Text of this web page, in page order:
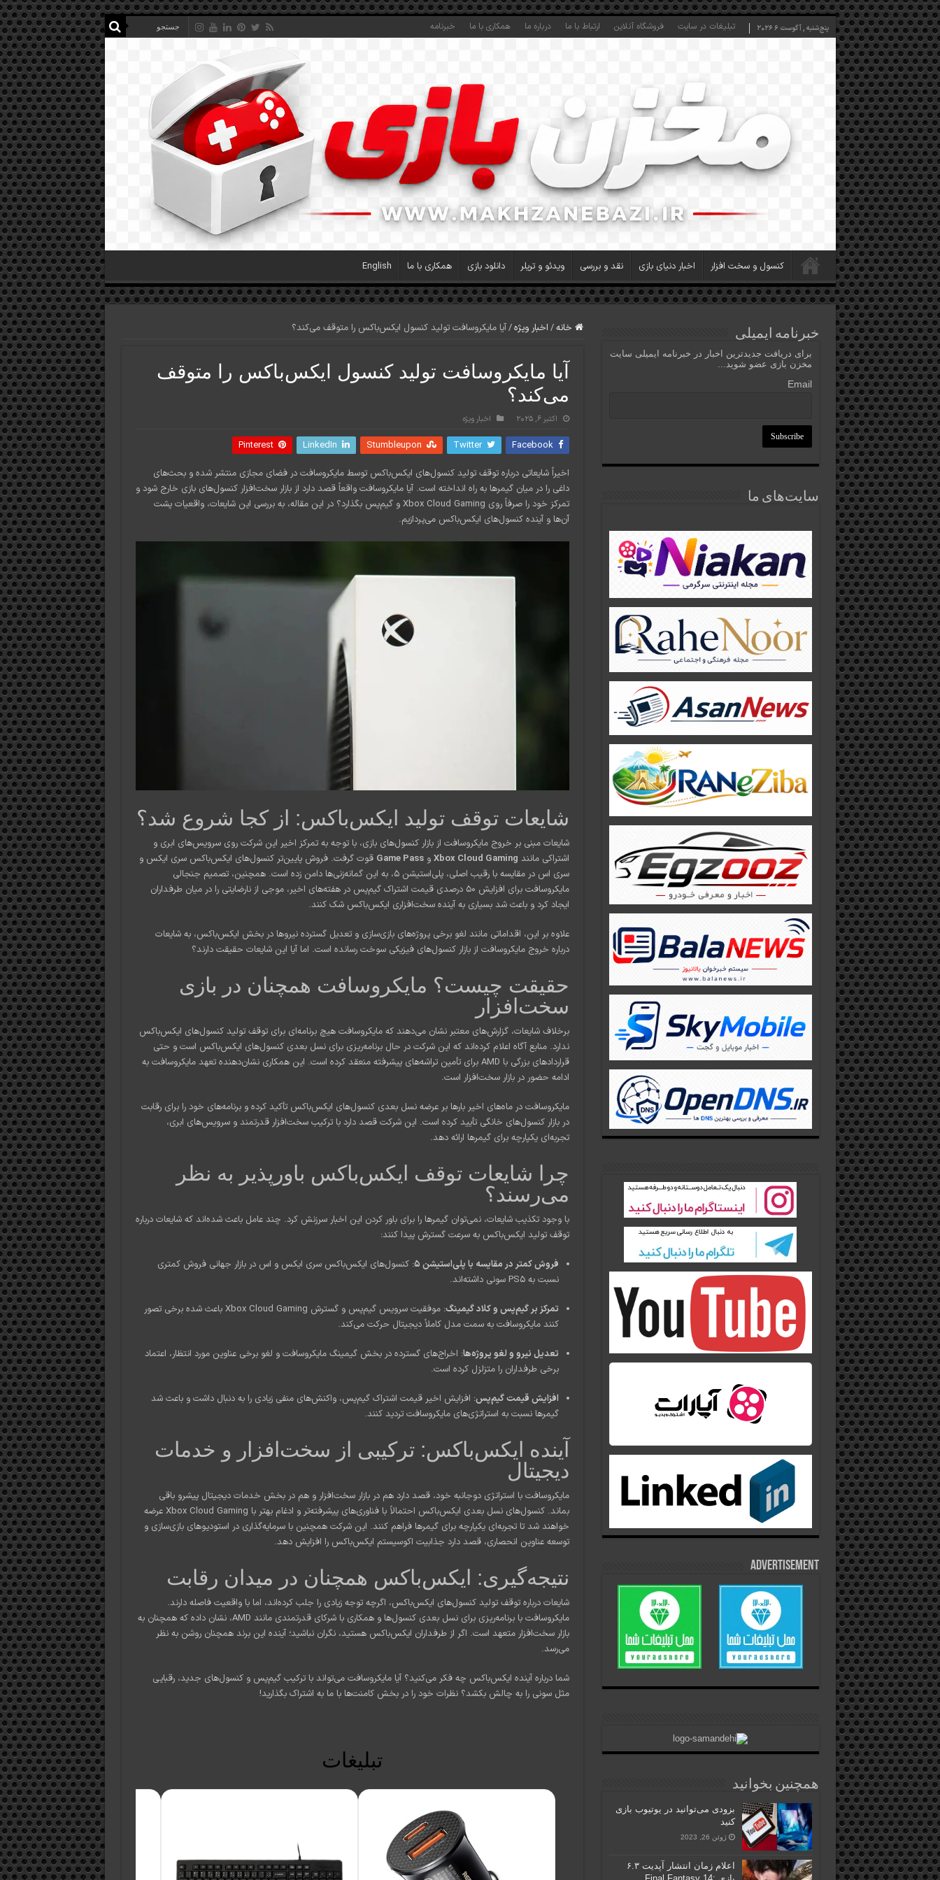
پنج‌شنبه , آگوست 6 2026 تبلیغات در سایت فروشگاه آنلاین ارتباط با ما درباره ما همکاری با ما خبرنامه
کنسول و سخت افزار اخبار دنیای بازی نقد و بررسی ویدئو و تریلر دانلود بازی همکاری با ما English
خانه/ اخبار ویژه/آیا مایکروسافت تولید کنسول ایکس‌باکس را متوقف می‌کند؟
آیا مایکروسافت تولید کنسول ایکس‌باکس را متوقف
می‌کند؟
اکتبر 6, 2025 اخبار ویژه
Facebook
Twitter
Stumbleupon
LinkedIn
Pinterest
اخیراً شایعاتی درباره توقف تولید کنسول‌های ایکس‌باکس توسط مایکروسافت در فضای مجازی منتشر شده و بحث‌های
داغی را در میان گیمرها به راه انداخته است. آیا مایکروسافت واقعاً قصد دارد از بازار سخت‌افزار کنسول‌های بازی خارج شود و
تمرکز خود را صرفاً روی Xbox Cloud Gaming و گیم‌پس بگذارد؟ در این مقاله، به بررسی این شایعات، واقعیات پشت
آن‌ها و آینده کنسول‌های ایکس‌باکس می‌پردازیم.
شایعات توقف تولید ایکس‌باکس: از کجا شروع شد؟
شایعات مبنی بر خروج مایکروسافت از بازار کنسول‌های بازی، با توجه به تمرکز اخیر این شرکت روی سرویس‌های ابری و
اشتراکی مانند Xbox Cloud Gaming وGame Pass قوت گرفت. فروش پایین‌تر کنسول‌های ایکس‌باکس سری ایکس و
سری اس در مقایسه با رقیب اصلی، پلی‌استیشن ۵، به این گمانه‌زنی‌ها دامن زده است. همچنین، تصمیم جنجالی
مایکروسافت برای افزایش ۵۰ درصدی قیمت اشتراک گیم‌پس در هفته‌های اخیر، موجی از نارضایتی را در میان طرفداران
ایجاد کرد و باعث شد بسیاری به آینده سخت‌افزاری ایکس‌باکس شک کنند.
علاوه بر این، اقداماتی مانند لغو برخی پروژه‌های بازی‌سازی و تعدیل گسترده نیروها در بخش ایکس‌باکس، به شایعات
درباره خروج مایکروسافت از بازار کنسول‌های فیزیکی سوخت رسانده است. اما آیا این شایعات حقیقت دارند؟
حقیقت چیست؟ مایکروسافت همچنان در بازی
سخت‌افزار
برخلاف شایعات، گزارش‌های معتبر نشان می‌دهند که مایکروسافت هیچ برنامه‌ای برای توقف تولید کنسول‌های ایکس‌باکس
ندارد. منابع آگاه اعلام کرده‌اند که این شرکت در حال برنامه‌ریزی برای نسل بعدی کنسول‌های ایکس‌باکس است و حتی
قراردادهای بزرگی با AMD برای تأمین تراشه‌های پیشرفته منعقد کرده است. این همکاری نشان‌دهنده تعهد مایکروسافت به
ادامه حضور در بازار سخت‌افزار است.
مایکروسافت در ماه‌های اخیر بارها بر عرضه نسل بعدی کنسول‌های ایکس‌باکس تأکید کرده و برنامه‌های خود را برای رقابت
در بازار کنسول‌های خانگی تأیید کرده است. این شرکت قصد دارد با ترکیب سخت‌افزار قدرتمند و سرویس‌های ابری،
تجربه‌ای یکپارچه برای گیمرها ارائه دهد.
چرا شایعات توقف ایکس‌باکس باورپذیر به نظر
می‌رسند؟
با وجود تکذیب شایعات، نمی‌توان گیمرها را برای باور کردن این اخبار سرزنش کرد. چند عامل باعث شده‌اند که شایعات درباره
توقف تولید ایکس‌باکس به سرعت گسترش پیدا کنند:
فروش کمتر در مقایسه با پلی‌استیشن ۵
: کنسول‌های ایکس‌باکس سری ایکس و اس در بازار جهانی فروش کمتری
نسبت به PS5 سونی داشته‌اند.
تمرکز بر گیم‌پس و کلاد گیمینگ
: موفقیت سرویس گیم‌پس و گسترش Xbox Cloud Gaming باعث شده برخی تصور
کنند مایکروسافت به سمت مدل کاملاً دیجیتال حرکت می‌کند.
تعدیل نیرو و لغو پروژه‌ها: اخراج‌های گسترده در بخش گیمینگ مایکروسافت و لغو برخی عناوین مورد انتظار، اعتماد
برخی طرفداران را متزلزل کرده است.
افزایش قیمت گیم‌پس: افزایش اخیر قیمت اشتراک گیم‌پس، واکنش‌های منفی زیادی را به دنبال داشت و باعث شد
گیمرها نسبت به استراتژی‌های مایکروسافت تردید کنند.
آینده ایکس‌باکس: ترکیبی از سخت‌افزار و خدمات
دیجیتال
مایکروسافت با استراتژی دوجانبه خود، قصد دارد هم در بازار سخت‌افزار و هم در بخش خدمات دیجیتال پیشرو باقی
بماند. کنسول‌های نسل بعدی ایکس‌باکس احتمالاً با فناوری‌های پیشرفته‌تر و ادغام بهتر با Xbox Cloud Gaming عرضه
خواهند شد تا تجربه‌ای یکپارچه برای گیمرها فراهم کنند. این شرکت همچنین با سرمایه‌گذاری در استودیوهای بازی‌سازی و
توسعه عناوین انحصاری، قصد دارد جذابیت اکوسیستم ایکس‌باکس را افزایش دهد.
نتیجه‌گیری: ایکس‌باکس همچنان در میدان رقابت
شایعات درباره توقف تولید کنسول‌های ایکس‌باکس، اگرچه توجه زیادی را جلب کرده‌اند، اما با واقعیت فاصله دارند.
مایکروسافت با برنامه‌ریزی برای نسل بعدی کنسول‌ها و همکاری با شرکای قدرتمندی مانند AMD، نشان داده که همچنان به
بازار سخت‌افزار متعهد است. اگر از طرفداران ایکس‌باکس هستید، نگران نباشید؛ آینده این برند همچنان روشن به نظر
می‌رسد.
شما درباره آینده ایکس‌باکس چه فکر می‌کنید؟ آیا مایکروسافت می‌تواند با ترکیب گیم‌پس و کنسول‌های جدید، رقبایی
مثل سونی را به چالش بکشد؟ نظرات خود را در بخش کامنت‌ها با ما به اشتراک بگذارید!
تبلیغات
خبرنامه ایمیلی
برای دریافت جدیدترین اخبار در خبرنامه ایمیلی سایت
مخزن بازی عضو شوید...
Email
سایت‌های ما
Advertisement
همچنین بخوانید
بزودی می‌توانید در یوتیوب بازی
کنید
ژوئن 26, 2023
اعلام زمان انتشار آپدیت ۶.۳